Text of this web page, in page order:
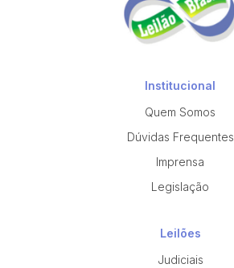
Institucional
Quem Somos
Dúvidas Frequentes
Imprensa
Legislação
Leilões
Judiciais